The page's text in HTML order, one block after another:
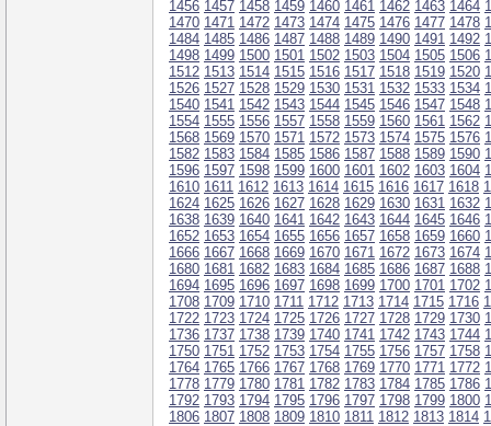
1456 1457 1458 1459 1460 1461 1462 1463 1464
1470 1471 1472 1473 1474 1475 1476 1477 1478
1484 1485 1486 1487 1488 1489 1490 1491 1492
1498 1499 1500 1501 1502 1503 1504 1505 1506
1512 1513 1514 1515 1516 1517 1518 1519 1520
1526 1527 1528 1529 1530 1531 1532 1533 1534
1540 1541 1542 1543 1544 1545 1546 1547 1548
1554 1555 1556 1557 1558 1559 1560 1561 1562
1568 1569 1570 1571 1572 1573 1574 1575 1576
1582 1583 1584 1585 1586 1587 1588 1589 1590
1596 1597 1598 1599 1600 1601 1602 1603 1604
1610 1611 1612 1613 1614 1615 1616 1617 1618
1624 1625 1626 1627 1628 1629 1630 1631 1632
1638 1639 1640 1641 1642 1643 1644 1645 1646
1652 1653 1654 1655 1656 1657 1658 1659 1660
1666 1667 1668 1669 1670 1671 1672 1673 1674
1680 1681 1682 1683 1684 1685 1686 1687 1688
1694 1695 1696 1697 1698 1699 1700 1701 1702
1708 1709 1710 1711 1712 1713 1714 1715 1716
1722 1723 1724 1725 1726 1727 1728 1729 1730
1736 1737 1738 1739 1740 1741 1742 1743 1744
1750 1751 1752 1753 1754 1755 1756 1757 1758
1764 1765 1766 1767 1768 1769 1770 1771 1772
1778 1779 1780 1781 1782 1783 1784 1785 1786
1792 1793 1794 1795 1796 1797 1798 1799 1800
1806 1807 1808 1809 1810 1811 1812 1813 1814